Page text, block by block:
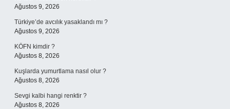
Ağustos 9, 2026
Türkiye’de avcılık yasaklandı mı ?
Ağustos 9, 2026
KÖFN kimdir ?
Ağustos 8, 2026
Kuşlarda yumurtlama nasıl olur ?
Ağustos 8, 2026
Sevgi kalbi hangi renktir ?
Ağustos 8, 2026